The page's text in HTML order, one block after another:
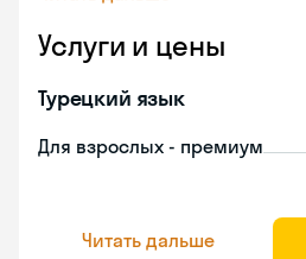
Услуги и цены
Турецкий язык
Для взрослых - премиум
Читать дальше